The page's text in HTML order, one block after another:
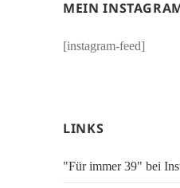
MEIN
[instagram-feed]
LINKS
"Für immer 39" bei